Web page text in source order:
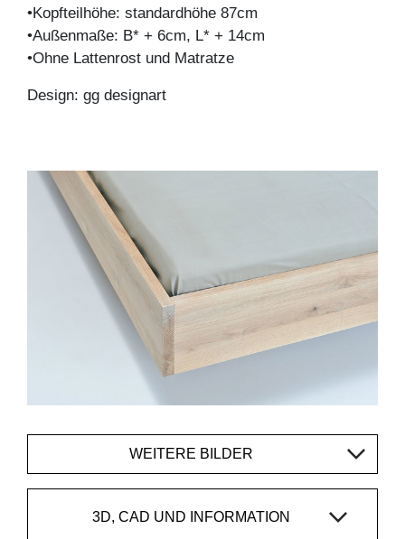
•Kopfteilhöhe: standardhöhe 87cm
•Außenmaße: B* + 6cm, L* + 14cm
•Ohne Lattenrost und Matratze
Design: gg designart
WEITERE BILDER
3D, CAD UND INFORMATION